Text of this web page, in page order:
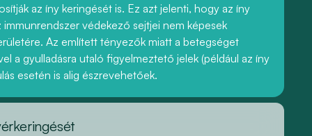
az íny keringését is. Ez azt jelenti, hogy az íny
védekező sejtjei nem képesek
Az említett tényezők miatt a betegséget
a gyulladásra utaló figyelmeztető jelek (például az íny
esetén is alig észrevehetőek.